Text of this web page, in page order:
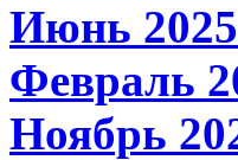
Июнь
Февраль
Ноябрь